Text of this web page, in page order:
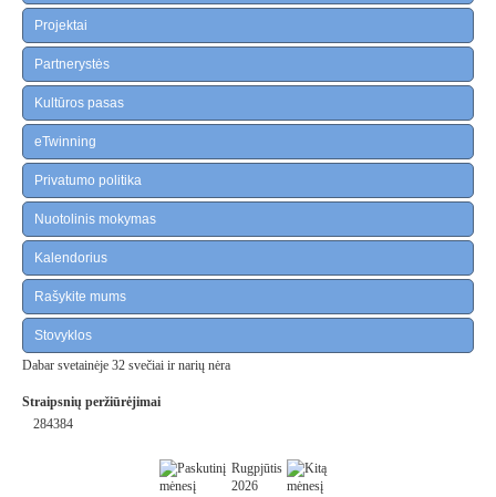
Projektai
Partnerystės
Kultūros pasas
eTwinning
Privatumo politika
Nuotolinis mokymas
Kalendorius
Rašykite mums
Stovyklos
Dabar svetainėje 32 svečiai ir narių nėra
Straipsnių peržiūrėjimai
284384
Rugpjūtis
2026